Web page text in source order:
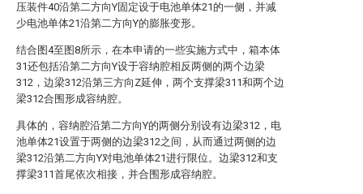
压装件40沿第二方向Y固定设于电池单体21的一侧，并减
少电池单体21沿第二方向Y的膨胀变形。
结合图4至图8所示，在本申请的一些实施方式中，箱本体
31还包括沿第二方向Y设于容纳腔相反两侧的两个边梁
312，边梁312沿第三方向Z延伸，两个支撑梁311和两个边
梁312合围形成容纳腔。
具体的，容纳腔沿第二方向Y的两侧分别设有边梁312，电
池单体21设置于两侧的边梁312之间，从而通过两侧的边
梁312沿第二方向Y对电池单体21进行限位。边梁312和支
撑梁311首尾依次相接，并合围形成容纳腔。